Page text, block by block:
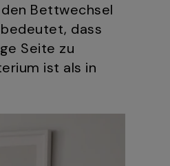
Bettwechsel
dass
Seite zu
ist als in